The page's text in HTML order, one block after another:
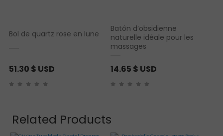
Bol de quartz rose en lune
51.30 $ USD
Batôn d’obsidienne
naturelle idéale pour les
massages
14.65 $ USD
Related Products